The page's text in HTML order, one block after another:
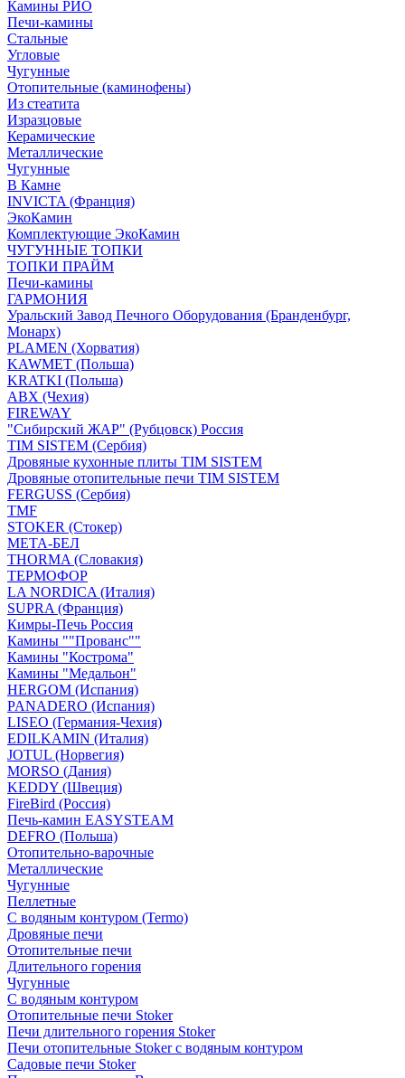
Камины РИО
Печи-камины
Стальные
Угловые
Чугунные
Отопительные (каминофены)
Из стеатита
Изразцовые
Керамические
Металлические
Чугунные
В Камне
INVICTA (Франция)
ЭкоКамин
Комплектующие ЭкоКамин
ЧУГУННЫЕ ТОПКИ
ТОПКИ ПРАЙМ
Печи-камины
ГАРМОНИЯ
Уральский Завод Печного Оборудования (Бранденбург,
Монарх)
PLAMEN (Хорватия)
KAWMET (Польша)
KRATKI (Польша)
ABX (Чехия)
FIREWAY
"Сибирский ЖАР" (Рубцовск) Россия
TIM SISTEM (Сербия)
Дровяные кухонные плиты TIM SISTEM
Дровяные отопительные печи TIM SISTEM
FERGUSS (Сербия)
TMF
STOKER (Стокер)
МЕТА-БЕЛ
THORMA (Словакия)
ТЕРМОФОР
LA NORDICA (Италия)
SUPRA (Франция)
Кимры-Печь Россия
Камины ""Прованс""
Камины "Кострома"
Камины "Медальон"
HERGOM (Испания)
PANADERO (Испания)
LISEO (Германия-Чехия)
EDILKAMIN (Италия)
JOTUL (Норвегия)
MORSO (Дания)
KEDDY (Швеция)
FireBird (Россия)
Печь-камин EASYSTEAM
DEFRO (Польша)
Отопительно-варочные
Металлические
Чугунные
Пеллетные
С водяным контуром (Termo)
Дровяные печи
Отопительные печи
Длительного горения
Чугунные
C водяным контуром
Отопительные печи Stoker
Печи длительного горения Stoker
Печи отопительные Stoker с водяным контуром
Садовые печи Stoker